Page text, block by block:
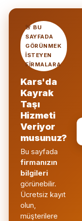
🚨 BU
SAYFADA
GÖRÜNMEK
ISTEYEN
FIRMALARA
Kars'da
Kayrak
Taşı
Hizmeti
Veriyor
musunuz?
Bu sayfada
firmanızın
bilgileri
görünebilir.
Ücretsiz kayıt
olun,
müşterilere